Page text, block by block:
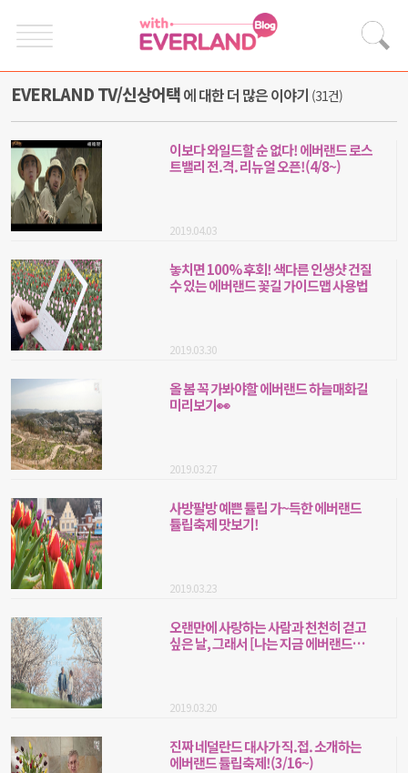
EVERLAND TV/신상어택에 대한 더 많은 이야기 (31건)
이보다 와일드할 순 없다! 에버랜드 로스
트밸리 전.격. 리뉴얼 오픈!(4/8~)
2019.04.03
놓치면 100% 후회! 색다른 인생샷 건질
수 있는 에버랜드 꽃길 가이드맵 사용법
2019.03.30
올 봄 꼭 가봐야할 에버랜드 하늘매화길
미리보기👀
2019.03.27
사방팔방 예쁜 튤립 가~득한 에버랜드
튤립축제 맛보기!
2019.03.23
오랜만에 사랑하는 사람과 천천히 걷고
싶은 날, 그래서 [나는 지금 에버랜드에
2019.03.20
진짜 네덜란드 대사가 직.접. 소개하는
에버랜드 튤립축제!(3/16~)